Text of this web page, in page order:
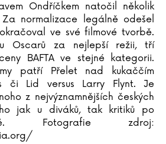
Ondříčkem natočil několik
Za normalizace legálně odešel
ve své filmové tvorbě.
Oscarů za nejlepší režii, tří
BAFTA ve stejné kategorii.
patří Přelet nad kukaččím
či Lid versus Larry Flynt. Je
z nejvýznamnějších českých
jak u diváků, tak kritiků po
Fotografie zdroj: